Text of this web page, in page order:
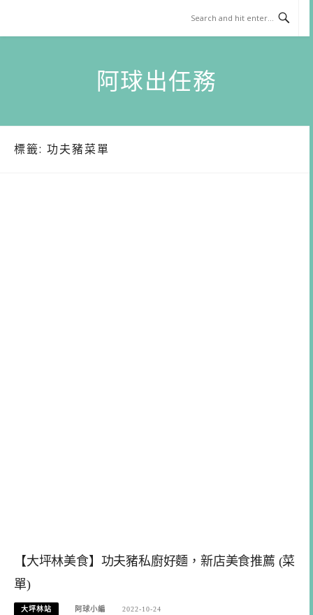
content
阿球出任務
標籤: 功夫豬菜單
【大坪林美食】功夫豬私廚好麵，新店美食推薦 (菜
單)
大坪林站 阿球小編 2022-10-24